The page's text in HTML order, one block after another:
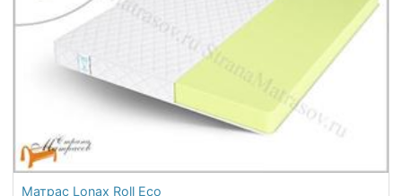
Матрас Lonax Roll Eco